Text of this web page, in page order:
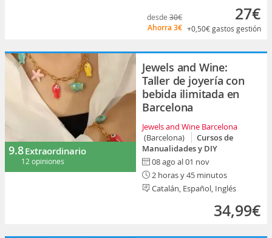
desde 30€
Ahorra 3€
27€
+0,50€gastos gestión
9.8Extraordinario
12 opiniones
Jewels and Wine:
Taller de joyería con
bebida ilimitada en
Barcelona
Jewels and Wine Barcelona
(Barcelona)
Cursos de
Manualidades y DIY
08 ago al 01 nov
2 horas y 45 minutos
Catalán, Español, Inglés
34,99€